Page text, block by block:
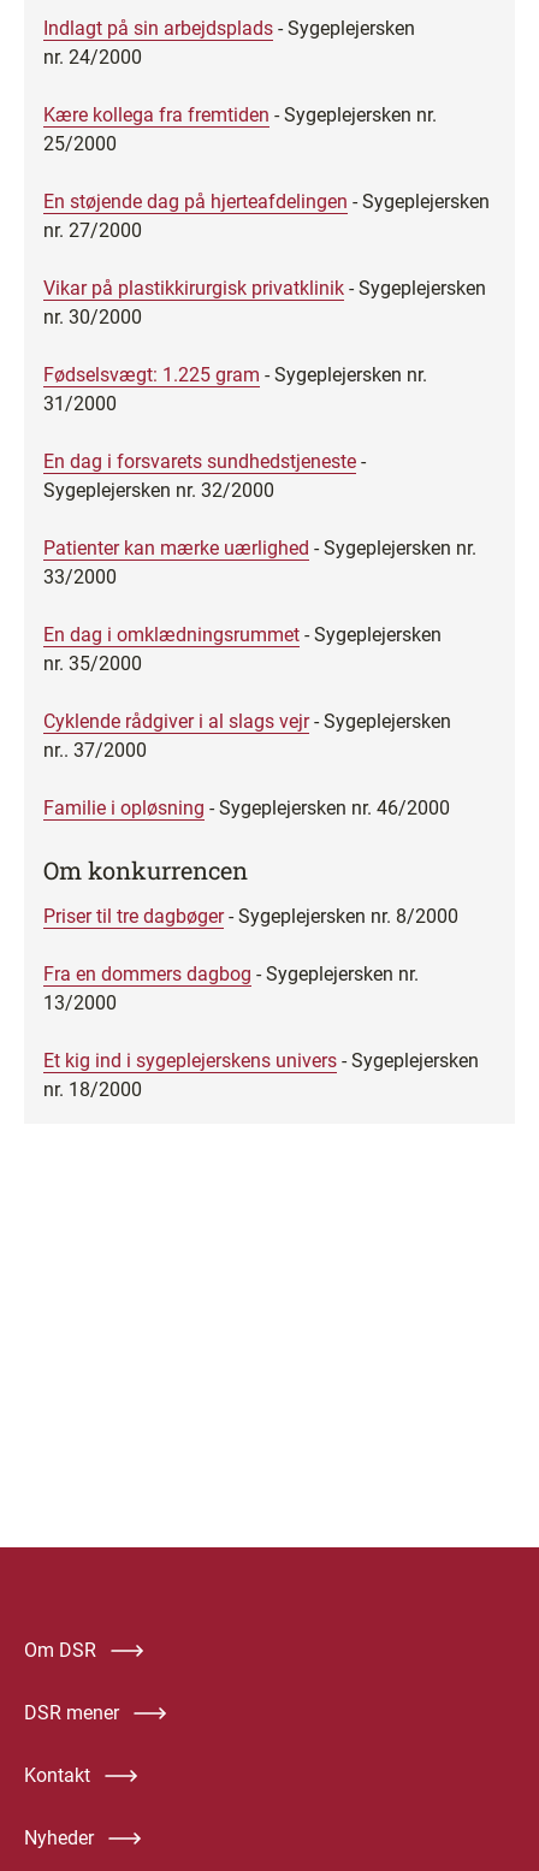
Indlagt på sin arbejdsplads - Sygeplejersken
nr. 24/2000
Kære kollega fra fremtiden - Sygeplejersken nr.
25/2000
En støjende dag på hjerteafdelingen - Sygeplejersken
nr. 27/2000
Vikar på plastikkirurgisk privatklinik - Sygeplejersken
nr. 30/2000
Fødselsvægt: 1.225 gram - Sygeplejersken nr.
31/2000
En dag i forsvarets sundhedstjeneste -
Sygeplejersken nr. 32/2000
Patienter kan mærke uærlighed - Sygeplejersken nr.
33/2000
En dag i omklædningsrummet - Sygeplejersken
nr. 35/2000
Cyklende rådgiver i al slags vejr- Sygeplejersken
nr.. 37/2000
Familie i opløsning - Sygeplejersken nr. 46/2000
Om konkurrencen
Priser til tre dagbøger- Sygeplejersken nr. 8/2000
Fra en dommers dagbog - Sygeplejersken nr.
13/2000
Et kig ind i sygeplejerskens univers - Sygeplejersken
nr. 18/2000
Om DSR
DSR mener
Kontakt
Nyheder